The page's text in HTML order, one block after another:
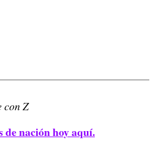
con Z
de nación hoy aquí.